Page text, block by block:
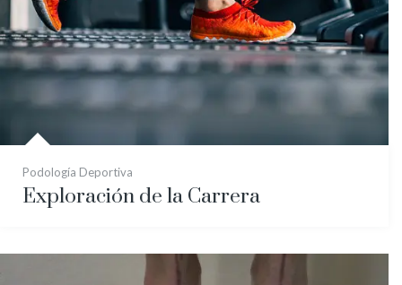
Podología Deportiva
Exploración de la Carrera